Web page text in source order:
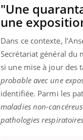
"Une
une
Dans ce contexte,
Secrétariat général du
si une mise à jour des
probable avec une
identifiée. Parmi les
maladies non-
pathologies